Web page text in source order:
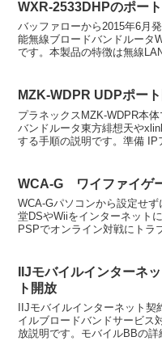
WXR-2533DHPのポー
バッファローから2015年6月
能無線ブロードバンドルータ
です。本製品の特徴は無線
MZK-WDPR UDPポー
プラネックスMZK-WDPR本
バンドルータ東方緋想天や
する手順の説明です。準備 IP
WCA-G ワイファイゲ
WCA-Gパソコンから設定せ
堂DSやWiiをインターネット
PSPでオンライン対戦にトラ
IIJモバイルインターネ
ト開放
IIJモバイルインターネット
イルブロードバンドサービス
放説明です。モバイルBBの